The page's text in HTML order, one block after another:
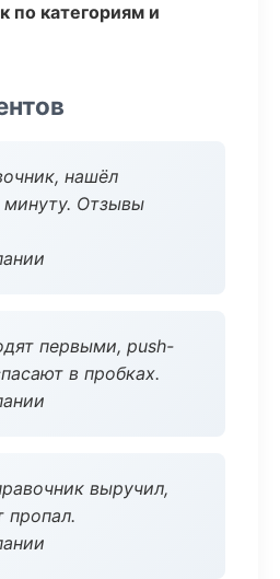
по категориям и
нашёл
минуту. Отзывы
первыми, push-
в пробках.
выручил,
пропал.